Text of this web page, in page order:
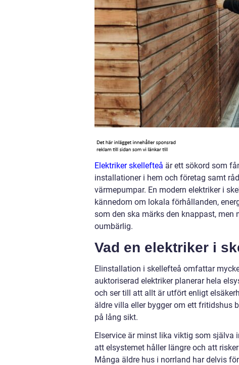
Elektriker skellefteå är ett sökord som
installationer i hem och företag samt
värmepumpar. En modern elektriker i
kännedom om lokala förhållanden,
som den ska märks den knappast,
oumbärlig.
Vad en elektriker i
Elinstallation i skellefteå omfattar
auktoriserad elektriker planerar hela
och ser till att allt är utfört enligt
äldre villa eller bygger om ett fritidshus
på lång sikt.
Elservice är minst lika viktig som
att elsystemet håller längre och att
Många äldre hus i norrland har delvis